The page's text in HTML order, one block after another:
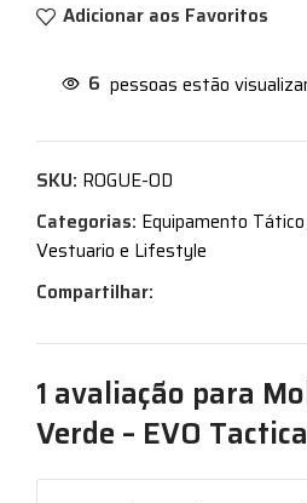
Adicionar aos Favoritos
6 pessoas estão
SKU: ROGUE-OD
Categorias: Equipamento Tático
Vestuario e Lifestyle
Compartilhar:
1 avaliação para
Verde – EVO